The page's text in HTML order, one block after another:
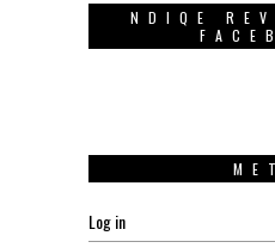
NDIQE
Log in